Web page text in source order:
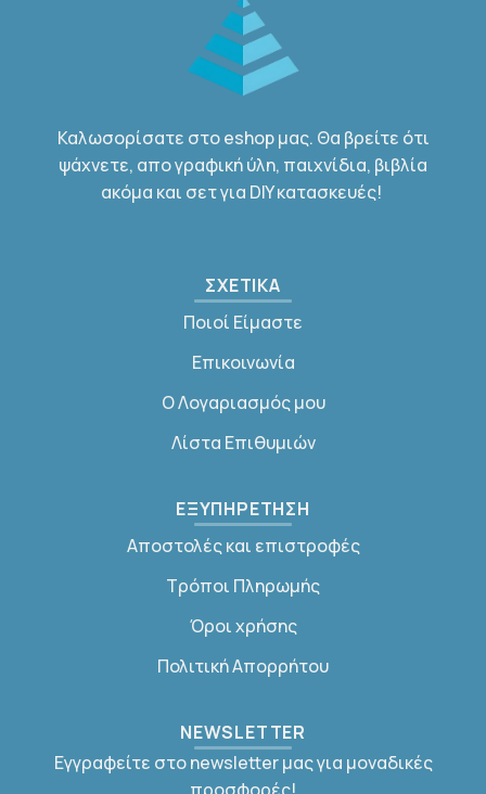
Καλωσορίσατε στο eshop μας. Θα βρείτε ότι
ψάχνετε, απο γραφική ύλη, παιχνίδια, βιβλία
ακόμα και σετ για DIY κατασκευές!
ΣΧΕΤΙΚΑ
Ποιοί Είμαστε
Επικοινωνία
Ο Λογαριασμός μου
Λίστα Επιθυμιών
ΕΞΥΠΗΡΕΤΗΣΗ
Αποστολές και επιστροφές
Τρόποι Πληρωμής
Όροι χρήσης
Πολιτική Απορρήτου
NEWSLETTER
Εγγραφείτε στο newsletter μας για μοναδικές